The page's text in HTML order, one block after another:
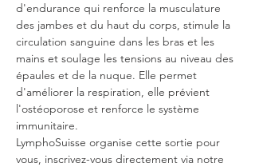
d'endurance qui renforce la musculature
des jambes et du haut du corps, stimule la
circulation sanguine dans les bras et les
mains et soulage les tensions au niveau des
épaules et de la nuque. Elle permet
d'améliorer la respiration, elle prévient
l'ostéoporose et renforce le système
immunitaire.
LymphoSuisse organise cette sortie pour
vous, inscrivez-vous directement via notre